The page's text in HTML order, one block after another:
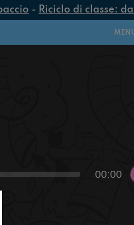
-Riciclo di classe: da
00:00